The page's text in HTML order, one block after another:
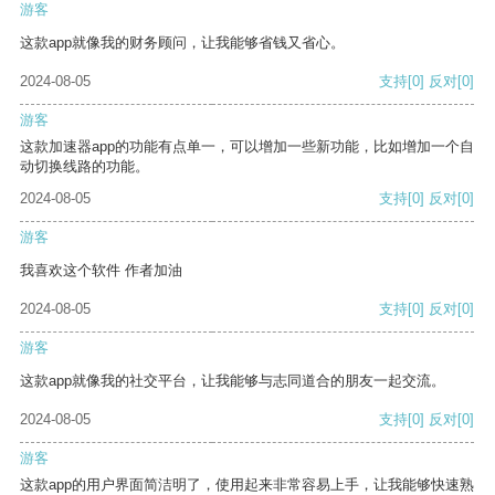
游客
这款app就像我的财务顾问，让我能够省钱又省心。
2024-08-05 支持[0] 反对[0]
游客
这款加速器app的功能有点单一，可以增加一些新功能，比如增加一个自
动切换线路的功能。
2024-08-05
支持[0] 反对[0]
游客
我喜欢这个软件 作者加油
2024-08-05 支持[0] 反对[0]
游客
这款app就像我的社交平台，让我能够与志同道合的朋友一起交流。
2024-08-05 支持[0] 反对[0]
游客
这款app的用户界面简洁明了，使用起来非常容易上手，让我能够快速熟